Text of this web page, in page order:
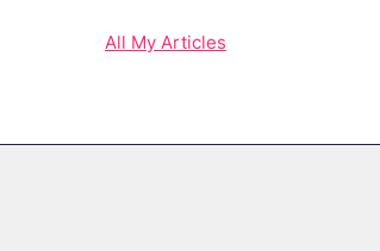
All My Articles